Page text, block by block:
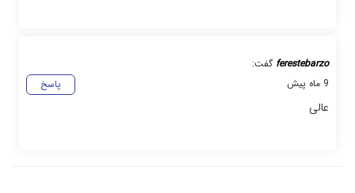
ferestebarzo گفت:
پاسخ
9 ماه پیش
عالی